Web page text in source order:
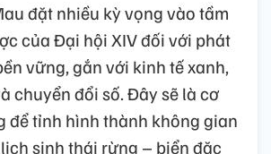
đặt nhiều kỳ vọng vào tầm
của Đại hội XIV đối với phát
vững, gắn với kinh tế xanh,
chuyển đổi số. Đây sẽ là cơ
để tỉnh hình thành không gian
sinh thái rừng – biển đặc